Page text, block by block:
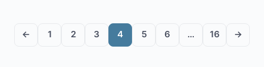
← 1 2 3 4 5 6 … 16 →